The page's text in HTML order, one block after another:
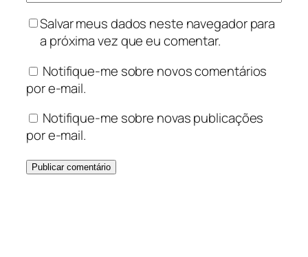
Salvar meus dados neste navegador para
a próxima vez que eu comentar.
Notifique-me sobre novos comentários
por e-mail.
Notifique-me sobre novas publicações
por e-mail.